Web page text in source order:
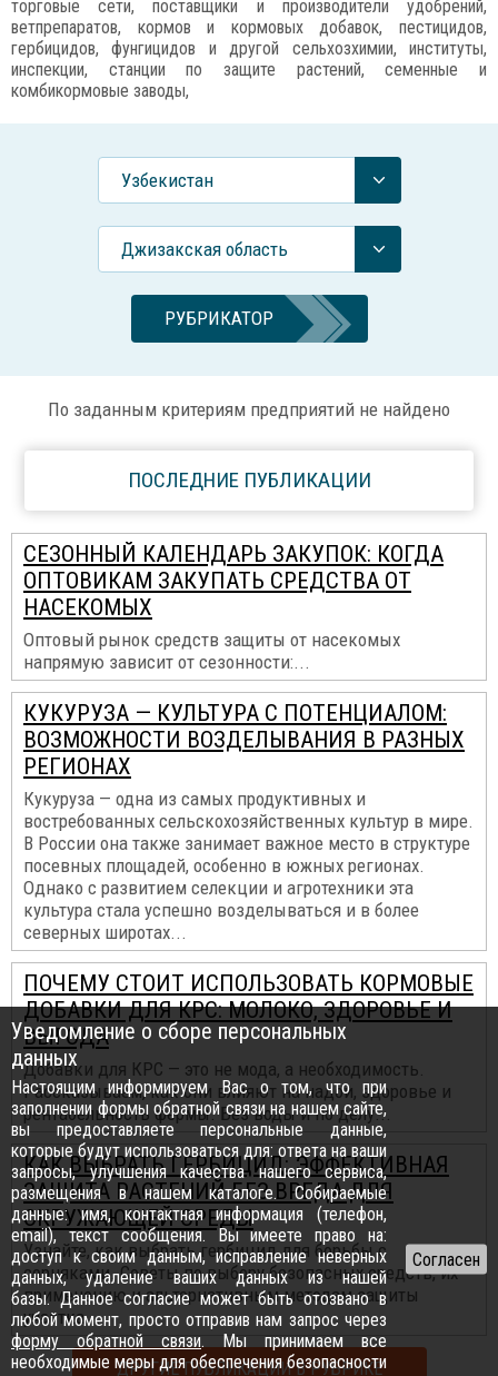
торговые сети, поставщики и производители удобрений,
ветпрепаратов, кормов и кормовых добавок, пестицидов,
гербицидов, фунгицидов и другой сельхозхимии, институты,
инспекции, станции по защите растений, семенные и
комбикормовые заводы,
Узбекистан
Джизакская область
РУБРИКАТОР
По заданным критериям предприятий не найдено
ПОСЛЕДНИЕ ПУБЛИКАЦИИ
СЕЗОННЫЙ КАЛЕНДАРЬ ЗАКУПОК: КОГДА
ОПТОВИКАМ ЗАКУПАТЬ СРЕДСТВА ОТ
НАСЕКОМЫХ
Оптовый рынок средств защиты от насекомых
напрямую зависит от сезонности:...
КУКУРУЗА — КУЛЬТУРА С ПОТЕНЦИАЛОМ:
ВОЗМОЖНОСТИ ВОЗДЕЛЫВАНИЯ В РАЗНЫХ
РЕГИОНАХ
Кукуруза — одна из самых продуктивных и
востребованных сельскохозяйственных культур в мире.
В России она также занимает важное место в структуре
посевных площадей, особенно в южных регионах.
Однако с развитием селекции и агротехники эта
культура стала успешно возделываться и в более
северных широтах...
ПОЧЕМУ СТОИТ ИСПОЛЬЗОВАТЬ КОРМОВЫЕ
ДОБАВКИ ДЛЯ КРС: МОЛОКО, ЗДОРОВЬЕ И
ВЫГОДА
Добавки для КРС — это не мода, а необходимость.
Рассказываем, как они влияют на надои, здоровье и
рентабельность фермы. Без воды и по делу...
КАК ВЫБРАТЬ ГЕРБИЦИД: ЭФФЕКТИВНАЯ
ЗАЩИТА РАСТЕНИЙ БЕЗ ВРЕДА ДЛЯ
ОКРУЖАЮЩЕЙ СРЕДЫ
Узнайте, как выбрать гербицид для борьбы с
сорняками. Советы по выбору безопасных средств, их
применению и альтернативным методам защиты
участка...
ДРУГИЕ ПУБЛИКАЦИИ В РУБРИКЕ
Уведомление о сборе персональных
данных
Настоящим информируем Вас о том, что при
заполнении формы обратной связи на нашем сайте,
вы предоставляете персональные данные,
которые будут использоваться для: ответа на ваши
запросы, улучшения качества нашего сервиса,
размещения в нашем каталоге. Собираемые
данные: имя, контактная информация (телефон,
email), текст сообщения. Вы имеете право на:
доступ к своим данным, исправление неверных
данных, удаление ваших данных из нашей
базы. Данное согласие может быть отозвано в
любой момент, просто отправив нам запрос через
форму обратной связи. Мы принимаем все
необходимые меры для обеспечения безопасности